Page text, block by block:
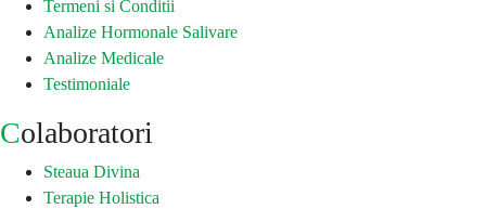
Termeni si Conditii
Analize Hormonale Salivare
Analize Medicale
Testimoniale
Colaboratori
Steaua Divina
Terapie Holistica